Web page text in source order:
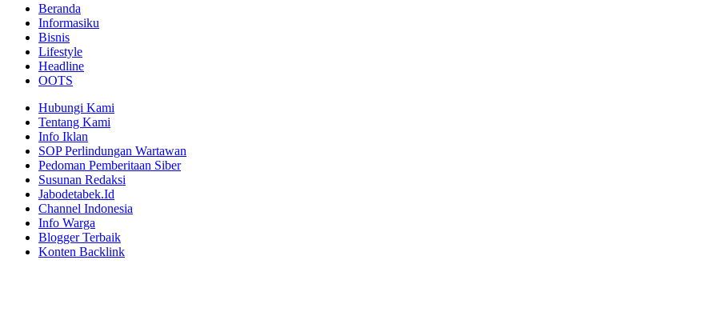
Beranda
Informasiku
Bisnis
Lifestyle
Headline
OOTS
Hubungi Kami
Tentang Kami
Info Iklan
SOP Perlindungan Wartawan
Pedoman Pemberitaan Siber
Susunan Redaksi
Jabodetabek.Id
Channel Indonesia
Info Warga
Blogger Terbaik
Konten Backlink